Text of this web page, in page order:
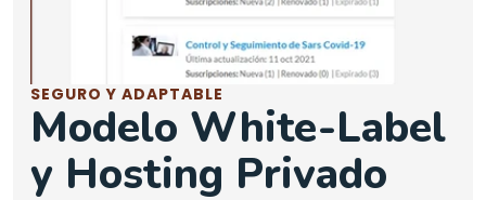
SEGURO Y ADAPTABLE
Modelo White-Label